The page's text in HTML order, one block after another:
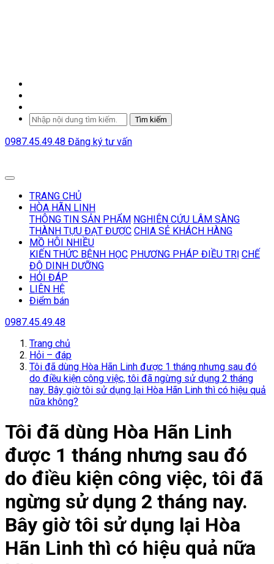
Tìm kiếm
0987.45.49.48 Đăng ký tư vấn
TRANG CHỦ
HÒA HÃN LINH
THÔNG TIN SẢN PHẨM NGHIÊN CỨU LÂM SÀNG
THÀNH TỰU ĐẠT ĐƯỢC CHIA SẺ KHÁCH HÀNG
MỒ HÔI NHIỀU
KIẾN THỨC BỆNH HỌC PHƯƠNG PHÁP ĐIỀU TRỊ CHẾ
ĐỘ DINH DƯỠNG
HỎI ĐÁP
LIÊN HỆ
Điểm bán
0987.45.49.48
Trang chủ
Hỏi – đáp
Tôi đã dùng Hòa Hãn Linh được 1 tháng nhưng sau đó
do điều kiện công việc, tôi đã ngừng sử dụng 2 tháng
nay. Bây giờ tôi sử dụng lại Hòa Hãn Linh thì có hiệu quả
nữa không?
Tôi đã dùng Hòa Hãn Linh
được 1 tháng nhưng sau đó
do điều kiện công việc, tôi đã
ngừng sử dụng 2 tháng nay.
Bây giờ tôi sử dụng lại Hòa
Hãn Linh thì có hiệu quả nữa